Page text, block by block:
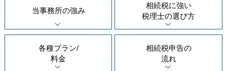
当事務所の強み
相続税に強い
税理士の選び方
各種プラン/
料金
相続税申告の
流れ